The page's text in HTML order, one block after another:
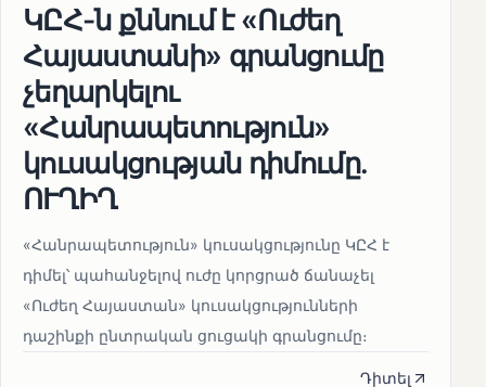
ԿԸՀ-ն քննում է «Ուժեղ
Հայաստանի» գրանցումը
չեղարկելու
«Հանրապետություն»
կուսակցության դիմումը.
ՈՒՂԻՂ
«Հանրապետություն» կուսակցությունը ԿԸՀ է
դիմել՝ պահանջելով ուժը կորցրած ճանաչել
«Ուժեղ Հայաստան» կուսակցությունների
դաշինքի ընտրական ցուցակի գրանցումը։
Դիտել